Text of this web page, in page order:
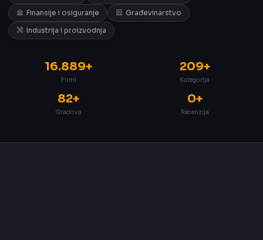
Finansije i osiguranje
Građevinarstvo
Industrija i proizvodnja
16.889+
Firmi
209+
Kategorija
82+
Gradova
0+
Recenzija